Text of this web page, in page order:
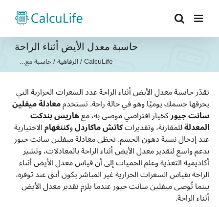
حاسبة معدل الأيض أثناء الراحة
CalcuLife
/الرفاهية/حاسبة مع...
تقدّر حاسبة معدل الأيض أثناء الراحة عدد السعرات الحرارية التي
يحرقها جسمك يوميًا وهو في حالة راحة. تستخدممعادلة ميفلين
سانت جيوركخيار افتراضي موصى به، معهاريس بندكت
المعدلةللمقارنة، وتقديراتكاتش ماكاردلوكننغهامالاختيارية
عند إدخال نسبة دهون الجسم. تحظى معادلة ميفلين سانت جيور
بدعم واسع لتقدير معدل الأيض أثناء الراحة بالمعادلات، وتشير
أكاديمية التغذية وعلم الحميات إلى أن قياس معدل الأيض أثناء
الراحة بقياس السعرات الحرارية غير المباشر يكون أدق عند توفره،
بينما تُوصى ميفلين سانت جيور عندما يلزم تقدير معدل الأيض
أثناء الراحة.